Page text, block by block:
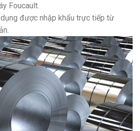
Foucault.
được nhập khẩu trực tiếp từ